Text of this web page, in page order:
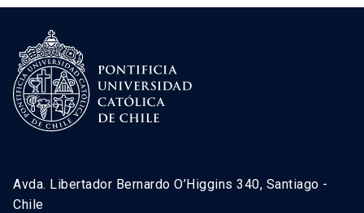
Avda. Libertador Bernardo O’Higgins 340, Santiago -
Chile